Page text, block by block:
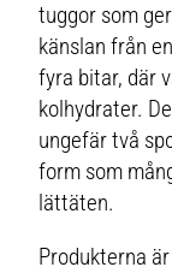
tuggor som
känslan från
fyra bitar, där
kolhydrater.
ungefär två
form som
lättäten.
Produkterna